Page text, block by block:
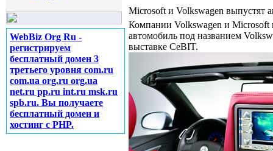
WebBiz Org Ru -
регистрируем
бесплатный домен 3
третьего уровня com.ru
com.ua org.ru org.ua
net.ru pp.ru int.ru msk.ru
spb.ru. Вы получаете
бесплатный домен и
хостинг с PHP.
Microsoft и Volkswagen выпустят
Компании Volkswagen и Microsoft
автомобиль под названием
выставке CeBIT.